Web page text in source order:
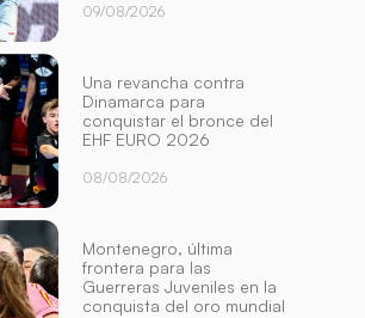
09/08/2026
Una revancha contra
Dinamarca para
conquistar el bronce del
EHF EURO 2026
08/08/2026
Montenegro, última
frontera para las
Guerreras Juveniles en la
conquista del oro mundial